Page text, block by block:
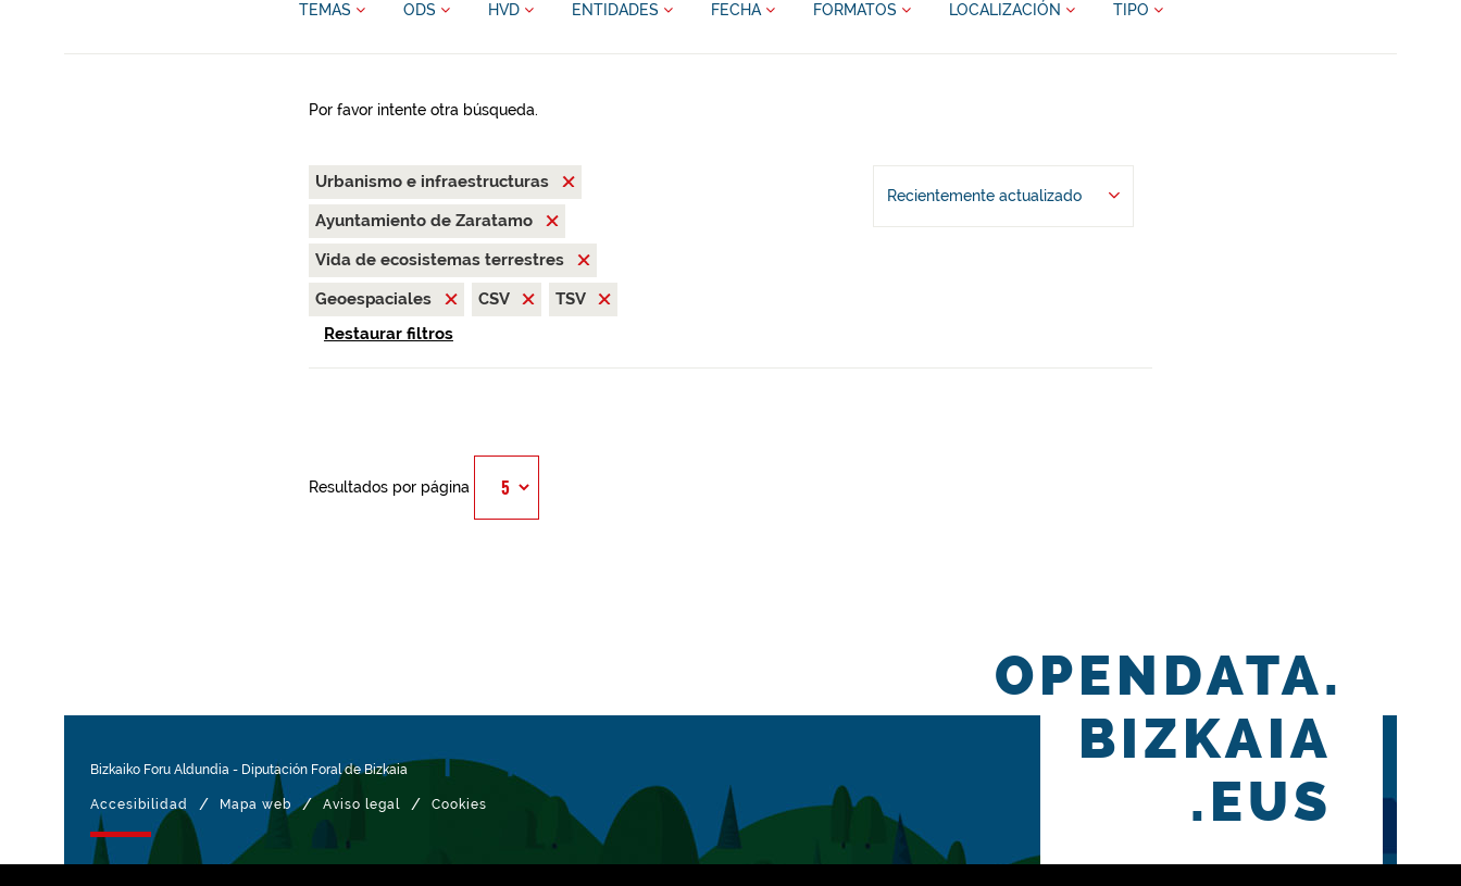
TEMAS ODS HVD ENTIDADES FECHA FORMATOS LOCALIZACIÓN TIPO
Por favor intente otra búsqueda.
Urbanismo e infraestructuras
Ayuntamiento de Zaratamo
Vida de ecosistemas terrestres
Geoespaciales
CSV
TSV
Restaurar filtros
Recientemente actualizado
Resultados por página
Bizkaiko Foru Aldundia - Diputación Foral de Bizkaia
Accesibilidad / Mapa web / Aviso legal / Cookies
OPENDATA.
BIZKAIA
.EUS